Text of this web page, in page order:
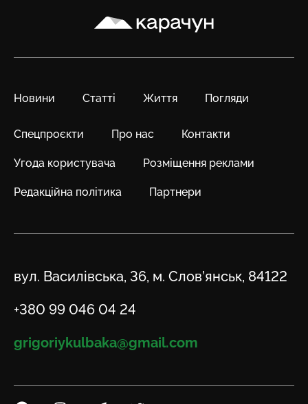
Карачун
Новини Статті Життя Погляди
Спецпроєкти Про нас Контакти
Угода користувача Розміщення реклами
Редакційна політика Партнери
Адреса
вул. Василівська, 36, м. Слов’янськ, 84122
Телефон
+380 99 046 04 24
Email
grigoriykulbaka@gmail.com